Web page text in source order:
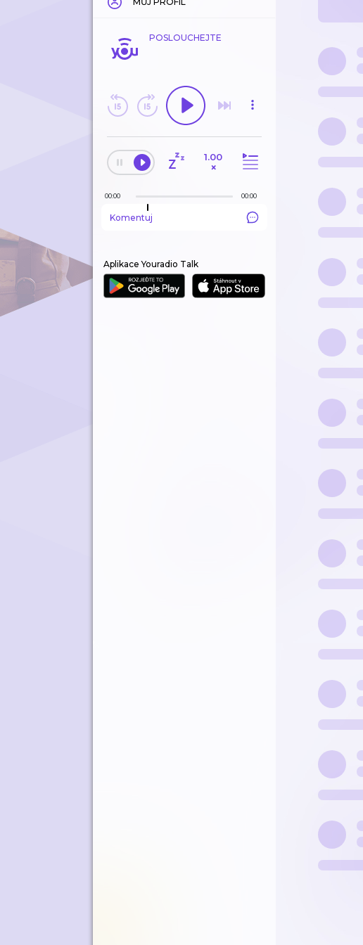
POSLOUCHEJTE
1.00
×
00:00 00:00
Komentuj
Aplikace Youradio Talk